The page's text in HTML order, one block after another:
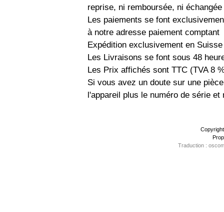
reprise, ni remboursée, ni échangée
Les paiements se font
à notre adresse paiement comptant
Expédition exclusivement en Suisse
Les Livraisons se font sous 48
Les Prix affichés sont TTC (TVA 8
Si vous avez un doute sur une
l'appareil plus le numéro de série
Traduction :